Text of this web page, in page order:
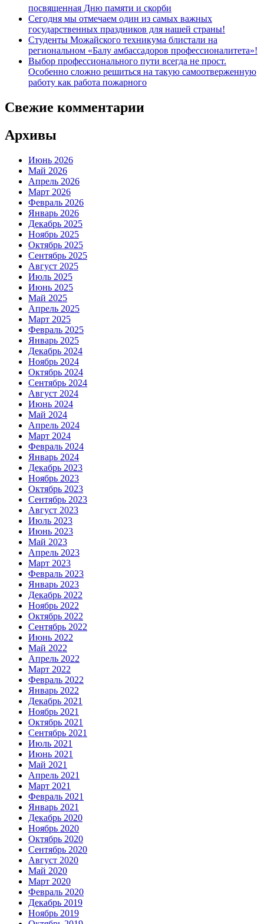
посвященная Дню памяти и скорби
Сегодня мы отмечаем один из самых важных
государственных праздников для нашей страны!
Студенты Можайского техникума блистали на
региональном «Балу амбассадоров профессионалитета»!
Выбор профессионального пути всегда не прост.
Особенно сложно решиться на такую самоотверженную
работу как работа пожарного
Свежие комментарии
Архивы
Июнь 2026
Май 2026
Апрель 2026
Март 2026
Февраль 2026
Январь 2026
Декабрь 2025
Ноябрь 2025
Октябрь 2025
Сентябрь 2025
Август 2025
Июль 2025
Июнь 2025
Май 2025
Апрель 2025
Март 2025
Февраль 2025
Январь 2025
Декабрь 2024
Ноябрь 2024
Октябрь 2024
Сентябрь 2024
Август 2024
Июнь 2024
Май 2024
Апрель 2024
Март 2024
Февраль 2024
Январь 2024
Декабрь 2023
Ноябрь 2023
Октябрь 2023
Сентябрь 2023
Август 2023
Июль 2023
Июнь 2023
Май 2023
Апрель 2023
Март 2023
Февраль 2023
Январь 2023
Декабрь 2022
Ноябрь 2022
Октябрь 2022
Сентябрь 2022
Июнь 2022
Май 2022
Апрель 2022
Март 2022
Февраль 2022
Январь 2022
Декабрь 2021
Ноябрь 2021
Октябрь 2021
Сентябрь 2021
Июль 2021
Июнь 2021
Май 2021
Апрель 2021
Март 2021
Февраль 2021
Январь 2021
Декабрь 2020
Ноябрь 2020
Октябрь 2020
Сентябрь 2020
Август 2020
Май 2020
Март 2020
Февраль 2020
Декабрь 2019
Ноябрь 2019